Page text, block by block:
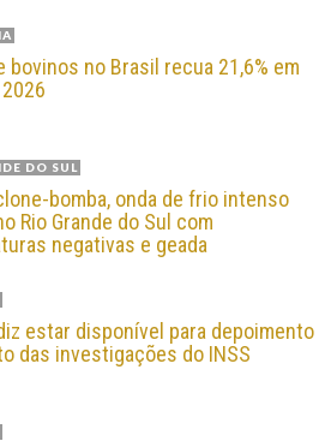
bovinos no Brasil recua 21,6% em
DO SUL
bomba, onda de frio intenso
Rio Grande do Sul com
negativas e geada
estar disponível para depoimento
das investigações do INSS